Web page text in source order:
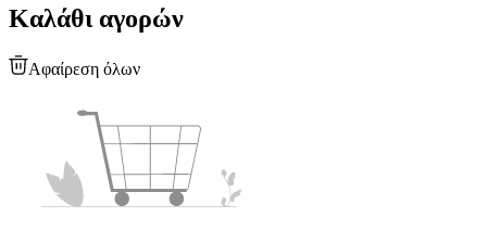
Καλάθι αγορών
Αφαίρεση όλων